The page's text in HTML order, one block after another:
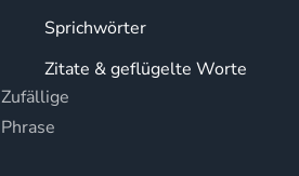
Zufällige
Phrase
Sprichwörter
Zitate & geflügelte Worte